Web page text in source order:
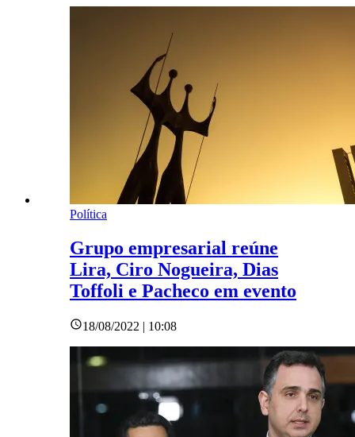
Política
Grupo empresarial reúne
Lira, Ciro Nogueira, Dias
Toffoli e Pacheco em evento
18/08/2022 | 10:08